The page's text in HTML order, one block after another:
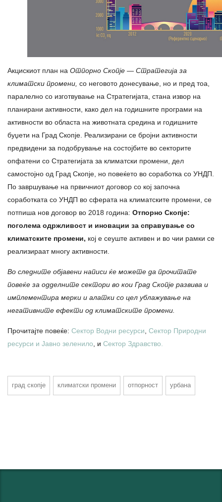
Акцискиот план на Отпорно Скопје — Стратегија за
климатски промени, со неговото донесување, но и пред тоа,
паралелно со изготвување на Стратегијата, стана извор на
планирани активности, како дел на годишните програми на
активности во областа на животната средина и годишните
буџети на Град Скопје. Реализирани се бројни активности
предвидени за подобрување на состојбите во секторите
опфатени со Стратегијата за климатски промени, дел
самостојно од Град Скопје, но повеќето во соработка со УНДП.
По завршување на првичниот договор со кој започна
соработката со УНДП во сферата на климатските промени, се
потпиша нов договор во 2018 година: Отпорно Скопје:
поголема одржливост и иновации за справување со
климатските промени, кој е сеуште активен и во чии рамки се
реализираат многу активности.
Во следните објавени написи ќе можете да прочитате
повеќе за одделните сектори во кои Град Скопје развива и
имплементира мерки и алатки со цел ублажување на
негативните ефекти од климатските промени.
Прочитајте повеќе: Сектор Водни ресурси Сектор Природни
ресурси и Јавно зеленило , и Сектор Здравство.
град скопје климатски промени отпорност урбана